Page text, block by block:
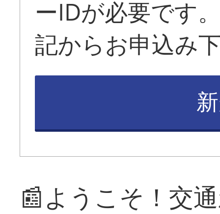
ーIDが必要です
記からお申込み
📰ようこそ！交